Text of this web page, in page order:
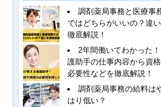
調剤薬局事務と医療事
ではどちらがいいの？違
徹底解説！
2年間働いてわかった
護助手の仕事内容から資
必要性などを徹底解説！
調剤薬局事務の給料は
はり低い？